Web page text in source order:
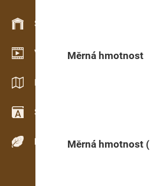
Skladové hospodářství
Video showroom
Katalogy / Brožury
Slovník
Dřeviny
Měrná hmotnost
Měrná hmotnost